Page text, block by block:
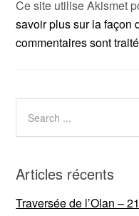
Ce site utilise Akismet
savoir plus sur la façon
commentaires sont
Articles récents
Traversée de l’Olan –